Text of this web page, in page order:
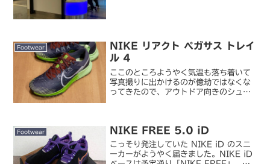
Footwear
NIKE リアクト ペガサス トレイ
ル 4
ここのところようやく気温も落ち着いて
写真撮りに出かけるのが億劫ではなくな
ってきたので、アウトドア向きのシュー
トアーモ...
Footwear NIKE FREE 5.0 iD
こっそり発注していた NIKE iD のスニ
ーカーがようやく届きました。NIKE iD